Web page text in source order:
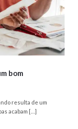
bom
resulta de um
acabam […]